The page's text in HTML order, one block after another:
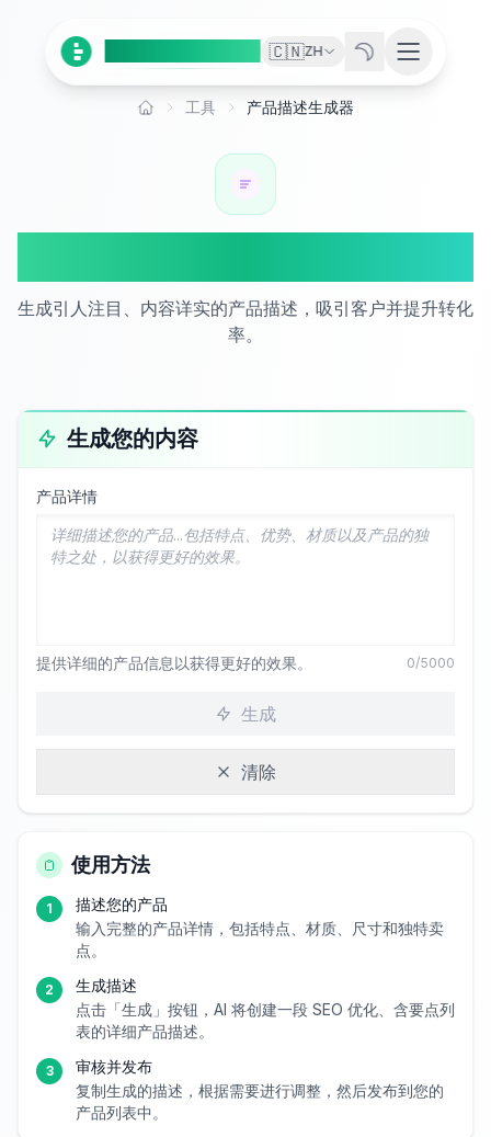
🇨🇳ZH
首页 工具 产品描述生成器
生成引人注目、内容详实的产品描述，吸引客户并提升转化
率。
生成您的内容
产品详情
提供详细的产品信息以获得更好的效果。 0/5000
生成
清除
使用方法
1
描述您的产品
输入完整的产品详情，包括特点、材质、尺寸和独特卖
点。
2
生成描述
点击「生成」按钮，AI 将创建一段 SEO 优化、含要点列
表的详细产品描述。
3
审核并发布
复制生成的描述，根据需要进行调整，然后发布到您的
产品列表中。